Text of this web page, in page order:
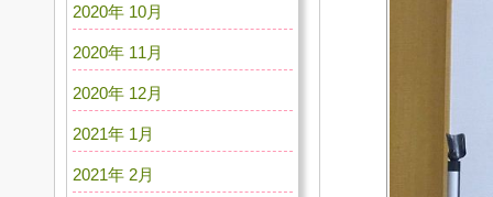
2020年 10月
2020年 11月
2020年 12月
2021年 1月
2021年 2月